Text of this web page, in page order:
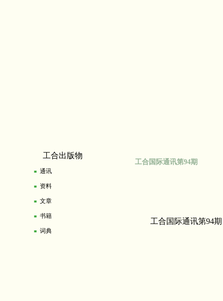
工合出版物
■ 通讯
■ 资料
■ 文章
■ 书籍
■ 词典
工合国际通讯第94期
工合国际通讯第94期